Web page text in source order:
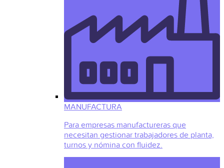
MANUFACTURA
Para empresas manufactureras que
necesitan gestionar trabajadores de planta,
turnos y nómina con fluidez.